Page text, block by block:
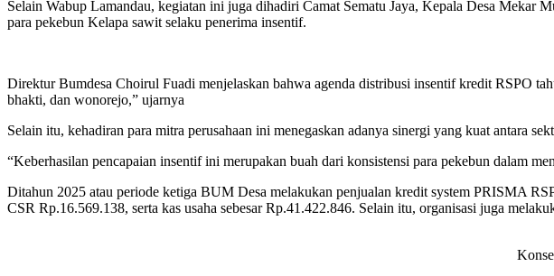
Selain Wabup Lamandau, kegiatan ini juga dihadiri Camat Sematu Jaya, Kepala Desa
para pekebun Kelapa sawit selaku penerima insentif.
Direktur Bumdesa Choirul Fuadi menjelaskan bahwa agenda distribusi insentif kredit RSPO
bhakti, dan wonorejo,” ujarnya
Selain itu, kehadiran para mitra perusahaan ini menegaskan adanya sinergi yang kuat antara
“Keberhasilan pencapaian insentif ini merupakan buah dari konsistensi para pekebun dalam
Ditahun 2025 atau periode ketiga BUM Desa melakukan penjualan kredit system PRISMA
CSR Rp.16.569.138, serta kas usaha sebesar Rp.41.422.846. Selain itu, organisasi juga